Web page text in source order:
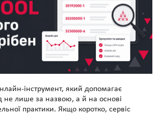
інструмент, який допомагає
не лише за назвою, а й на основі
практики. Якщо коротко, сервіс